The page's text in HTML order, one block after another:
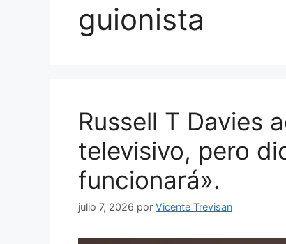
guionista
Russell T Davies
televisivo, pero
funcionará».
julio 7, 2026 por Vicente Trevisan